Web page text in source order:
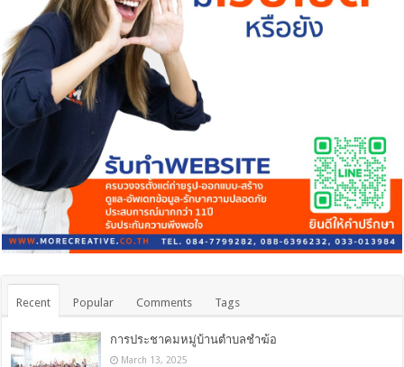
Recent Popular Comments Tags
การประชาคมหมู่บ้านตำบลชำฆ้อ
March 13, 2025